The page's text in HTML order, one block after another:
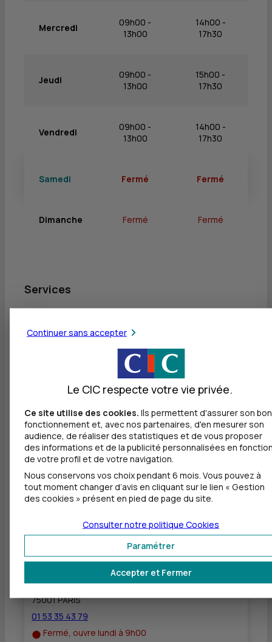
Mercredi
09h00 -
13h00
14h00 -
17h30
Jeudi
09h00 -
13h00
15h00 -
17h30
Vendredi
09h00 -
13h00
14h00 -
17h30
Samedi Fermé Fermé
Dimanche Fermé Fermé
Services
Dépôt valorisé de billets EUR
Retrait de rouleaux de monnaie EUR
Dépôt de monnaie EUR
Dépôt de chèques EUR
Equipement pour déficients visuels
CIC PARIS LOUVRE ETIENNE MARCEL - PARIS
à528 m
75001 PARIS
01 53 35 43 79
Fermé, ouvre lundi à 9h00
Continuer sans accepter
Le CIC respecte votre vie privée.
Ce site utilise des cookies. Ils permettent d'assurer son bon
fonctionnement et, avec nos partenaires, d'en mesurer son
audience, de réaliser des statistiques et de vous proposer
des informations et de la publicité personnalisées en
de votre profil et de votre navigation.
Nous conservons vos choix pendant 6 mois. Vous pouvez à
tout moment changer d’avis en cliquant sur le lien « Gestion
des cookies » présent en pied de page du site.
Accepter et Fermer
Paramétrer
Consulter notre politique Cookies